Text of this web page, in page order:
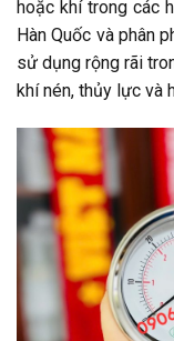
hoặc khí trong các
Hàn Quốc và phân
sử dụng rộng rãi
khí nén, thủy lực và